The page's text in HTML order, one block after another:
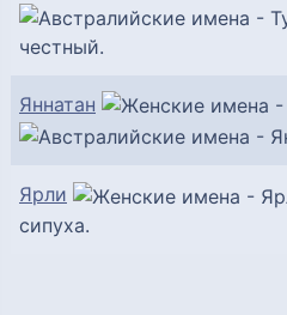
честный.
Яннатан
Ярли
сипуха.